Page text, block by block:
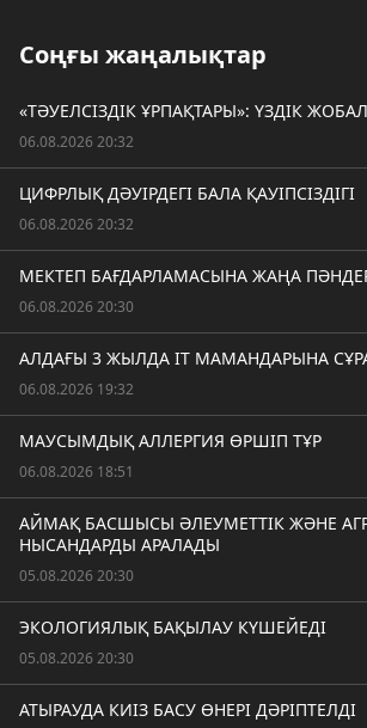
Соңғы жаңалықтар
«ТӘУЕЛСІЗДІК ҰРПАҚТАРЫ»: ҮЗДІК
06.08.2026 20:32
ЦИФРЛЫҚ ДӘУІРДЕГІ БАЛА ҚАУІПСІЗДІГІ
06.08.2026 20:32
МЕКТЕП БАҒДАРЛАМАСЫНА ЖАҢА ПӘНДЕР
06.08.2026 20:30
АЛДАҒЫ 3 ЖЫЛДА IT МАМАНДАРЫНА
06.08.2026 19:32
МАУСЫМДЫҚ АЛЛЕРГИЯ ӨРШІП ТҰР
06.08.2026 18:51
АЙМАҚ БАСШЫСЫ ӘЛЕУМЕТТІК ЖӘНЕ
НЫСАНДАРДЫ АРАЛАДЫ
05.08.2026 20:30
ЭКОЛОГИЯЛЫҚ БАҚЫЛАУ КҮШЕЙЕДІ
05.08.2026 20:30
АТЫРАУДА КИІЗ БАСУ ӨНЕРІ ДӘРІПТЕЛДІ